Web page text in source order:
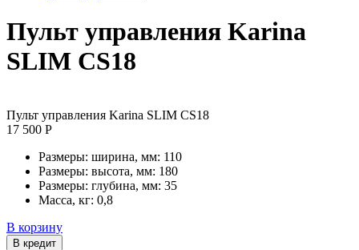
Пульт управления Karina
SLIM CS18
Пульт управления Karina SLIM CS18
17 500 Р
Размеры: ширина, мм: 110
Размеры: высота, мм: 180
Размеры: глубина, мм: 35
Масса, кг: 0,8
В корзину
В кредит